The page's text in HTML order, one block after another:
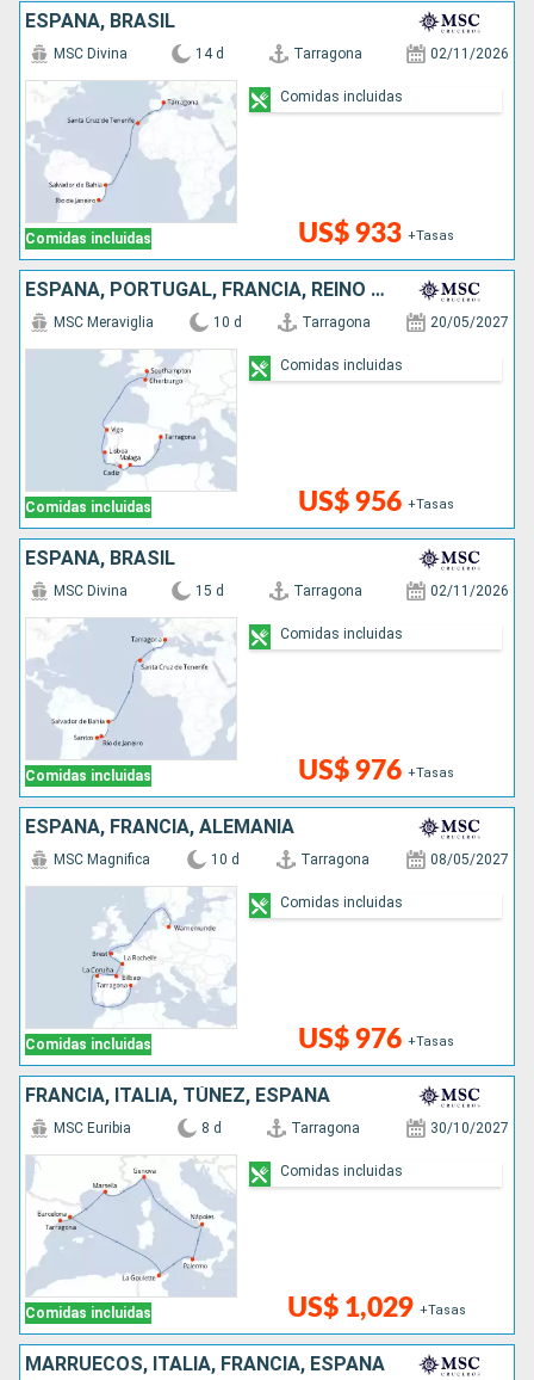
ESPAÑA, BRASIL
Comidas incluidas
MSC Divina 14 d Tarragona 02/11/2026
US$ 933 +Tasas
Comidas incluidas
ESPAÑA, PORTUGAL, FRANCIA, REINO UNIDO
Comidas incluidas
MSC Meraviglia 10 d Tarragona 20/05/2027
US$ 956 +Tasas
Comidas incluidas
ESPAÑA, BRASIL
Comidas incluidas
MSC Divina 15 d Tarragona 02/11/2026
US$ 976 +Tasas
Comidas incluidas
ESPAÑA, FRANCIA, ALEMANIA
Comidas incluidas
MSC Magnifica 10 d Tarragona 08/05/2027
US$ 976 +Tasas
Comidas incluidas
FRANCIA, ITALIA, TÚNEZ, ESPAÑA
Comidas incluidas
MSC Euribia 8 d Tarragona 30/10/2027
US$ 1,029 +Tasas
Comidas incluidas
MARRUECOS, ITALIA, FRANCIA, ESPAÑA